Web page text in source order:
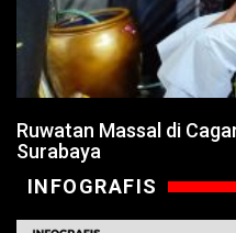
Ruwatan Massal di
Surabaya
INFOGRAFIS